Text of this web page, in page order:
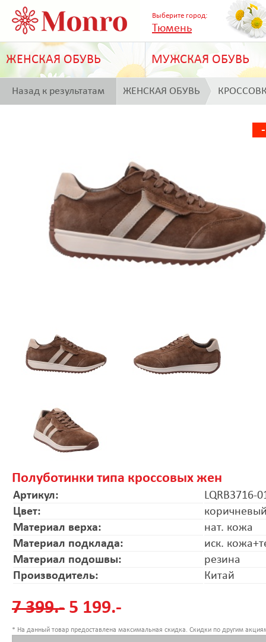
Выберите город:
Тюмень
ЖЕНСКАЯ ОБУВЬ МУЖСКАЯ ОБУВЬ
Назад к результатам ЖЕНСКАЯ ОБУВЬ
Полуботинки типа кроссовых жен
Артикул:
LQRB3716-
Цвет:
Материал верха:
нат. кожа
Материал подклада:
иск.
Материал подошвы:
резина
Производитель:
Китай
7 399.- 5 199.-
* На данный товар предоставлена максимальная скидка. Скидки по другим